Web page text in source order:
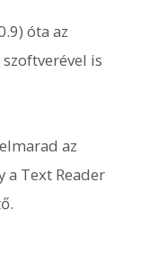
óta az
is
az
a Text Reader